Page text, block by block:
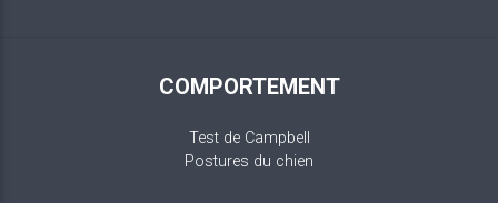
COMPORTEMENT
Test de Campbell
Postures du chien